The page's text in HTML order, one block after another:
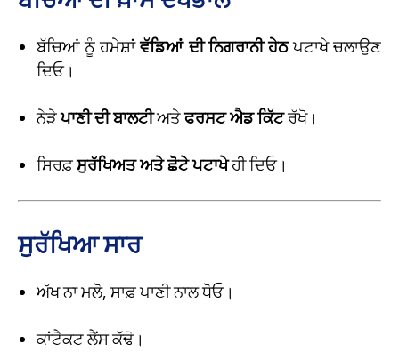
ਬੱਚਿਆਂ ਨੂੰ ਹਮੇਸ਼ਾਂਵੱਡਿਆਂ ਦੀ ਨਿਗਰਾਨੀ ਹੇਠਪਟਾਖੇ ਚਲਾਉਣ
ਦਿਓ।
ਨੇੜੇਪਾਣੀ ਦੀ ਬਾਲਟੀਅਤੇਫਰਸਟ ਐਡ ਕਿੱਟਰੱਖੋ।
ਸਿਰਫ਼ਸੁਰੱਖਿਅਤ ਅਤੇ ਛੋਟੇ ਪਟਾਖੇਹੀ ਦਿਓ।
ਸੁਰੱਖਿਆ ਸਾਰ
ਅੱਖ ਨਾ ਮਲੋ, ਸਾਫ਼ ਪਾਣੀ ਨਾਲ ਧੋਓ।
ਕਾਂਟੈਕਟ ਲੈਂਸ ਕੱਢੋ।